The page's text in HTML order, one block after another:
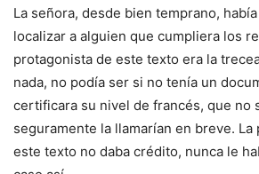
La señora, desde bien temprano,
localizar a alguien que cumpliera los
protagonista de este texto era la
nada, no podía ser si no tenía un
certificara su nivel de francés, que no
seguramente la llamarían en breve. La
este texto no daba crédito, nunca le